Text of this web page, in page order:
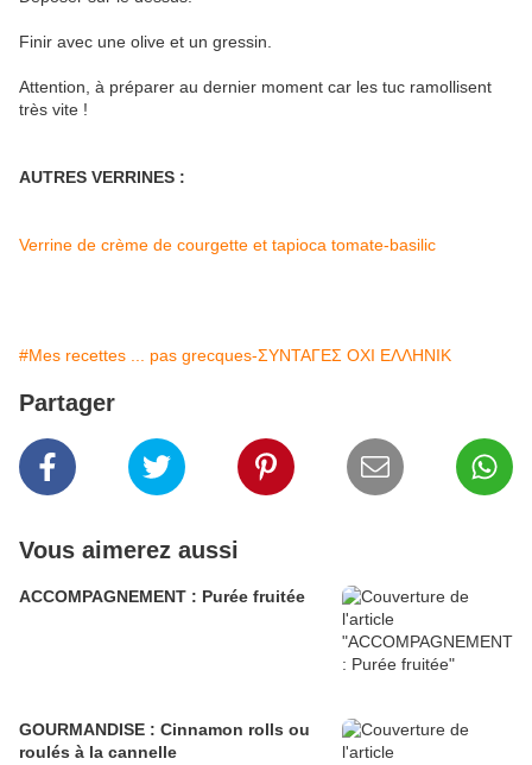
Finir avec une olive et un gressin.
Attention, à préparer au dernier moment car les tuc ramollisent
très vite !
AUTRES VERRINES :
Verrine de crème de courgette et tapioca tomate-basilic
#Mes recettes ... pas grecques-ΣΥΝΤΑΓΕΣ ΟΧΙ ΕΛΛΗΝΙΚ
Partager
Vous aimerez aussi
ACCOMPAGNEMENT : Purée fruitée
GOURMANDISE : Cinnamon rolls ou
roulés à la cannelle